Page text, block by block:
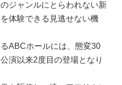
ジャンルにとらわれない新
体験できる見逃せない機
ABCホールには、態変30
演以来2度目の登場となり